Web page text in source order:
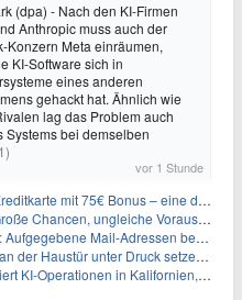
(dpa) - Nach den KI-Firmen
Anthropic muss auch der
Konzern Meta einräumen,
KI-Software sich in
eines anderen
gehackt hat. Ähnlich wie
lag das Problem auch
bei demselben
vor 1 Stunde
mit 75€ Bonus – eine der besten Kreditkarten
Chancen, ungleiche Voraussetzungen
Mail-Adressen bergen Gefahren
Haustür unter Druck setzen lassen
in Kalifornien, um Rivale Anthropic und OpenAI zu überholen